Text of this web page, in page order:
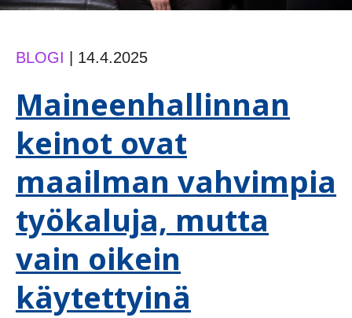
BLOGI 14.4.2025
Maineenhallinnan
keinot ovat
maailman vahvimpia
työkaluja, mutta
vain oikein
käytettyinä